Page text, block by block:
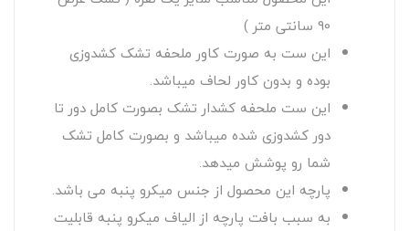
90 سانتی متر )
این ست به صورت کاور ملحفه تشک کشدوزی
بوده و بدون کاور لحاف میباشد.
این ست ملحفه کشدار تشک بصورت کامل دور تا
دور کشدوزی شده میباشد و بصورت کامل تشک
شما رو پوشش میدهد.
پارچه این محصول از جنس میکرو پنبه می باشد.
به سبب بافت پارچه از الیاف میکرو پنبه قابلیت